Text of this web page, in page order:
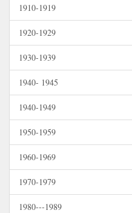
1910-1919
1920-1929
1930-1939
1940- 1945
1940-1949
1950-1959
1960-1969
1970-1979
1980---1989